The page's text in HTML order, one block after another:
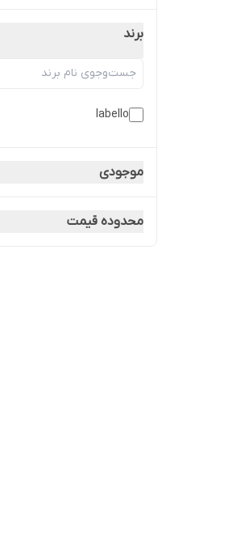
برند
labello
موجودی
محدوده قیمت